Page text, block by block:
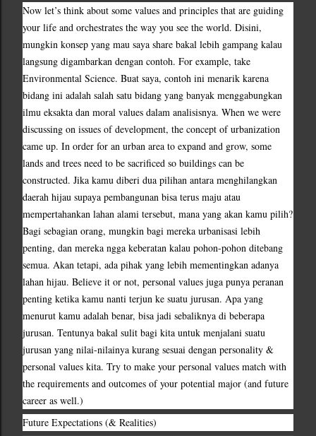
Now let’s think about some values and principles that are guiding
your life and orchestrates the way you see the world. Disini,
mungkin konsep yang mau saya share bakal lebih gampang kalau
langsung digambarkan dengan contoh. For example, take
Environmental Science. Buat saya, contoh ini menarik karena
bidang ini adalah salah satu bidang yang banyak menggabungkan
ilmu eksakta dan moral values dalam analisisnya. When we were
discussing on issues of development, the concept of urbanization
came up. In order for an urban area to expand and grow, some
lands and trees need to be sacrificed so buildings can be
constructed. Jika kamu diberi dua pilihan antara menghilangkan
daerah hijau supaya pembangunan bisa terus maju atau
mempertahankan lahan alami tersebut, mana yang akan kamu pilih?
Bagi sebagian orang, mungkin bagi mereka urbanisasi lebih
penting, dan mereka ngga keberatan kalau pohon-pohon ditebang
semua. Akan tetapi, ada pihak yang lebih mementingkan adanya
lahan hijau. Believe it or not, personal values juga punya peranan
penting ketika kamu nanti terjun ke suatu jurusan. Apa yang
menurut kamu adalah benar, bisa jadi sebaliknya di beberapa
jurusan. Tentunya bakal sulit bagi kita untuk menjalani suatu
jurusan yang nilai-nilainya kurang sesuai dengan personality &
personal values kita. Try to make your personal values match with
the requirements and outcomes of your potential major (and future
career as well.)
Future Expectations (& Realities)